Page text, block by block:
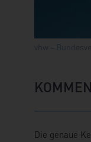
vhw –
Die genaue